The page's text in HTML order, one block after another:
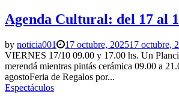
Agenda Cultural: del 17 al
by noticia001 17 octubre, 202517 octubre,
VIERNES 17/10 09.00 y 17.00 hs. Un
merendá mientras pintás cerámica 09.00 a
agostoFeria de Regalos por...
Espectáculos